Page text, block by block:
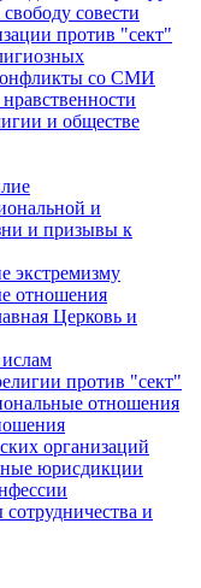
совести
против "сект"
со СМИ
и обществе
и
и призывы к
экстремизму
отношения
Церковь и
против "сект"
отношения
организаций
юрисдикции
и